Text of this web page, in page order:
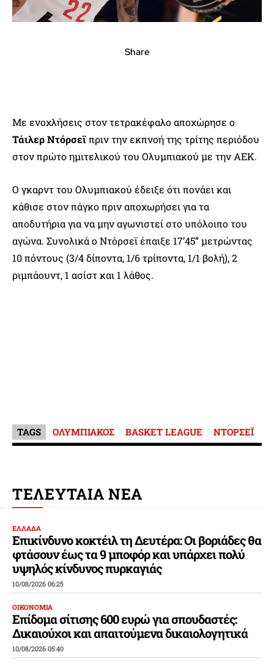
Share
Με ενοχλήσεις στον τετρακέφαλο αποχώρησε ο
Τάιλερ Ντόρσεϊπριν την εκπνοή της τρίτης περιόδου
στον πρώτο ημιτελικού του Ολυμπιακού με την ΑΕΚ.
Ο γκαρντ του Ολυμπιακού έδειξε ότι πονάει και
κάθισε στον πάγκο πριν αποχωρήσει για τα
αποδυτήρια για να μην αγωνιστεί στο υπόλοιπο του
αγώνα. Συνολικά ο Ντόρσεϊ έπαιξε 17’45” μετρώντας
10 πόντους (3/4 δίποντα, 1/6 τρίποντα, 1/1 βολή), 2
ριμπάουντ, 1 ασίστ και 1 λάθος.
TAGS ΟΛΥΜΠΙΑΚΟΣ BASKET LEAGUE ΝΤΟΡΣΕΪ
ΤΕΛΕΥΤΑΙΑ ΝΕΑ
ΕΛΛΑΔΑ
Επικίνδυνο κοκτέιλ τη Δευτέρα: Οι βοριάδες θα
φτάσουν έως τα 9 μποφόρ και υπάρχει πολύ
υψηλός κίνδυνος πυρκαγιάς
10/08/2026 06:25
ΟΙΚΟΝΟΜΙΑ
Επίδομα σίτισης 600 ευρώ για σπουδαστές:
Δικαιούχοι και απαιτούμενα δικαιολογητικά
10/08/2026 05:40